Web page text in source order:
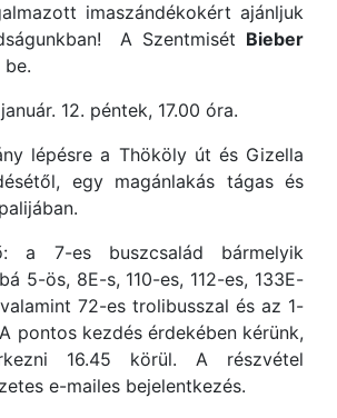
imaszándékokért ajánljuk
A Szentmisét Bieber
be.
12. péntek, 17.00 óra.
lépésre a Thököly út és Gizella
egy magánlakás tágas és
a 7-es buszcsalád bármelyik
5-ös, 8E-s, 110-es, 112-es, 133E-
72-es trolibusszal és az 1-
pontos kezdés érdekében kérünk,
16.45 körül. A részvétel
e-mailes bejelentkezés.